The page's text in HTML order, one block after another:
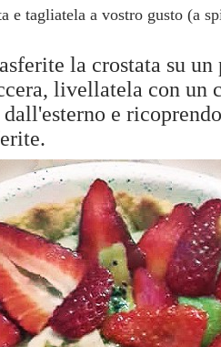
e tagliatela a vostro gusto (a
la crostata su
livellatela con un
e